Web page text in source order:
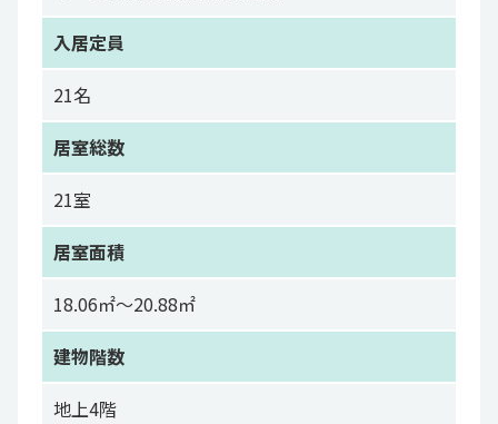
入居定員
21名
居室総数
21室
居室面積
18.06㎡～20.88㎡
建物階数
地上4階